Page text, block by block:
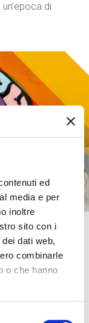
ed
media e per
inoltre
sito con i
dati web,
combinarle
o che hanno
un'epoca di
cercando di